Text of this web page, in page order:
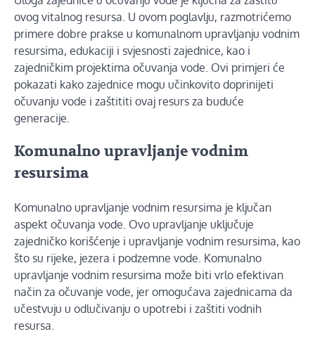
ovog vitalnog resursa. U ovom poglavlju, razmotrićemo
primere dobre prakse u komunalnom upravljanju vodnim
resursima, edukaciji i svjesnosti zajednice, kao i
zajedničkim projektima očuvanja vode. Ovi primjeri će
pokazati kako zajednice mogu učinkovito doprinijeti
očuvanju vode i zaštititi ovaj resurs za buduće
generacije.
Komunalno upravljanje vodnim
resursima
Komunalno upravljanje vodnim resursima je ključan
aspekt očuvanja vode. Ovo upravljanje uključuje
zajedničko korišćenje i upravljanje vodnim resursima, kao
što su rijeke, jezera i podzemne vode. Komunalno
upravljanje vodnim resursima može biti vrlo efektivan
način za očuvanje vode, jer omogućava zajednicama da
učestvuju u odlučivanju o upotrebi i zaštiti vodnih
resursa.